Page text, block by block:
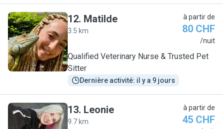
M
12. Matilde
3.5 km
à partir de
80 CHF
/nuit
Qualified Veterinary Nurse & Trusted Pet
Sitter
Dernière activité: il y a 9 jours
13. Leonie
9.7 km
à partir de
45 CHF